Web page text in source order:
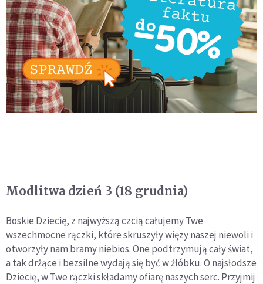
Modlitwa dzień 3 (18 grudnia)
Boskie Dziecię, z najwyższą czcią całujemy Twe
wszechmocne rączki, które skruszyły więzy naszej niewoli i
otworzyły nam bramy niebios. One podtrzymują cały świat,
a tak drżące i bezsilne wydają się być w żłóbku. O najsłodsze
Dziecię, w Twe rączki składamy ofiarę naszych serc. Przyjmij